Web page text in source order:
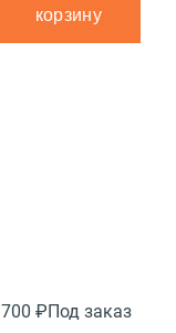
корзину
₽Под заказ